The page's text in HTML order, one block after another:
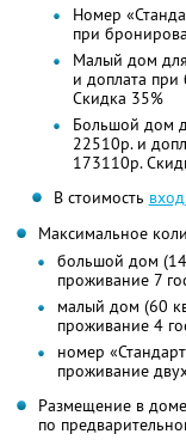
Номер
при
Малый дом
и доплата
Скидка 35%
Большой дом
22510р. и
173110р.
В стоимость
Максимальное
большой дом
проживание 7
малый дом (60
проживание 4
номер
проживание
Размещение в
по